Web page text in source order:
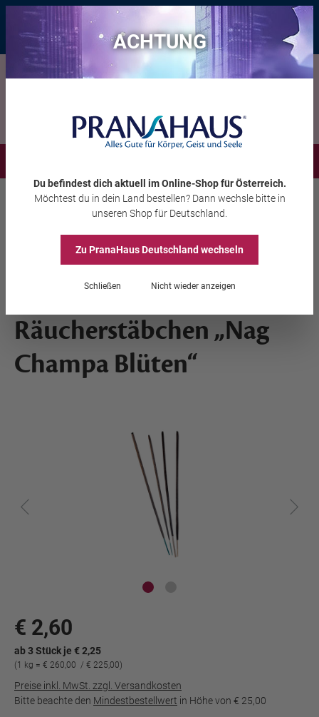
Bis zu 20 € Rabatt* mit dem Vorteils-Codeeintauchen , gültig bis
11.08.2026
Räuchern Räucherstäbchen
Holy Smokes Blue Line
Räucherstäbchen „Nag
Champa Blüten“
€ 2,60
ab 3 Stück je € 2,25
(1 kg = € 260,00 / € 225,00)
Preise inkl. MwSt. zzgl. Versandkosten
Bitte beachte den Mindestbestellwert in Höhe von € 25,00
ACHTUNG
Du befindest dich aktuell im Online-Shopfür Österreich.
Möchtest du in dein Land bestellen? Dann wechsle bitte in
unseren Shop für Deutschland
Zu PranaHausDeutschland wechseln
Schließen Nicht wieder anzeigen